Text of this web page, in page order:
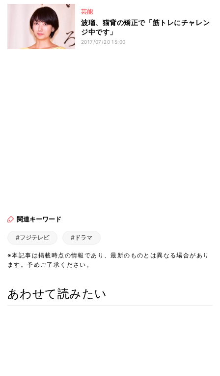
芸能
波瑠、猫背の矯正で「筋トレにチャレン
ジ中です」
2017/07/20 15:00
関連キーワード
#フジテレビ #ドラマ
※本記事は掲載時点の情報であり、最新のものとは異なる場合があり
ます。予めご了承ください。
あわせて読みたい